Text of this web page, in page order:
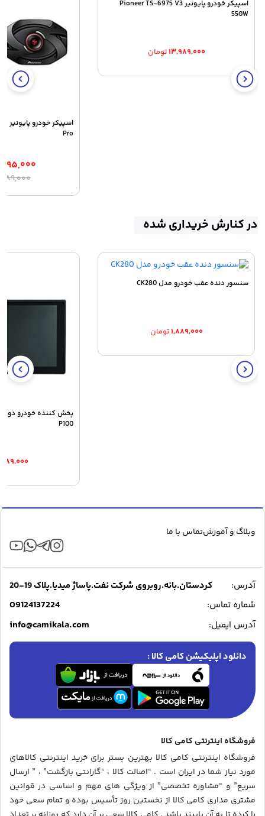
اسپیکر خودرو پایونیر Pioneer TS-6975 V3
550W
۱۳,۹۸۹,۰۰۰تومان
Pro
در کنارش خریداری شده
سنسور دنده عقب خودرو مدل CK280
۱,۸۸۹,۰۰۰تومان
P100
وبلاگ و آموزشتماس با ما
آدرس:
کردستان.بانه.روبروی شرکت نفت.پاساژ میدیا.پلاک 19-20
شماره تماس:
09124137224
آدرس ایمیل: info@camikala.com
دانلود اپلیکیشن کامی کالا :
فروشگاه اینترنتی کامی کالا
فروشگاه اینترنتی کامی کالا بهترین بستر برای خرید اینترنتی کالاهای
مورد نیاز شما در ایران است . “اصالت کالا ، “گارانتی بازگشت” ، ” ارسال
سریع” و “مشاوره تخصصی” از ویژگی های مهم و اساسی در قوانین
مشتری مداری کامی کالا از نخستین روز تأسیس بوده و تمام سعی خود